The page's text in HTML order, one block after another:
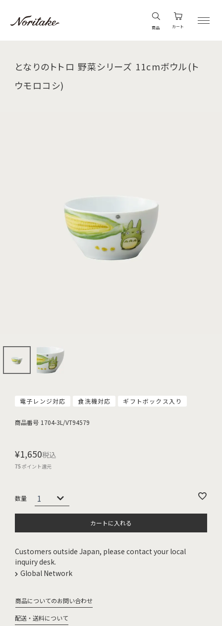
商品 カート
となりのトトロ 野菜シリーズ 11cmボウル(ト
ウモロコシ)
電子レンジ対応 食洗機対応 ギフトボックス入り
商品番号 1704-3L/VT94579
¥1,650税込
75ポイント還元
カートに入れる
Customers outside Japan, please contact your local
inquiry desk.
Global Network
商品についてのお問い合わせ
配送・送料について